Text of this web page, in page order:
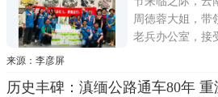
周徳蓉大姐，带
老兵办公室，接
赠的爱心物品
抗战老兵，充实
来源：李彦屏
历史丰碑：滇缅公路通车80年